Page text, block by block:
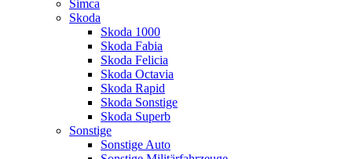
Simca
Skoda
Skoda 1000
Skoda Fabia
Skoda Felicia
Skoda Octavia
Skoda Rapid
Skoda Sonstige
Skoda Superb
Sonstige
Sonstige Auto